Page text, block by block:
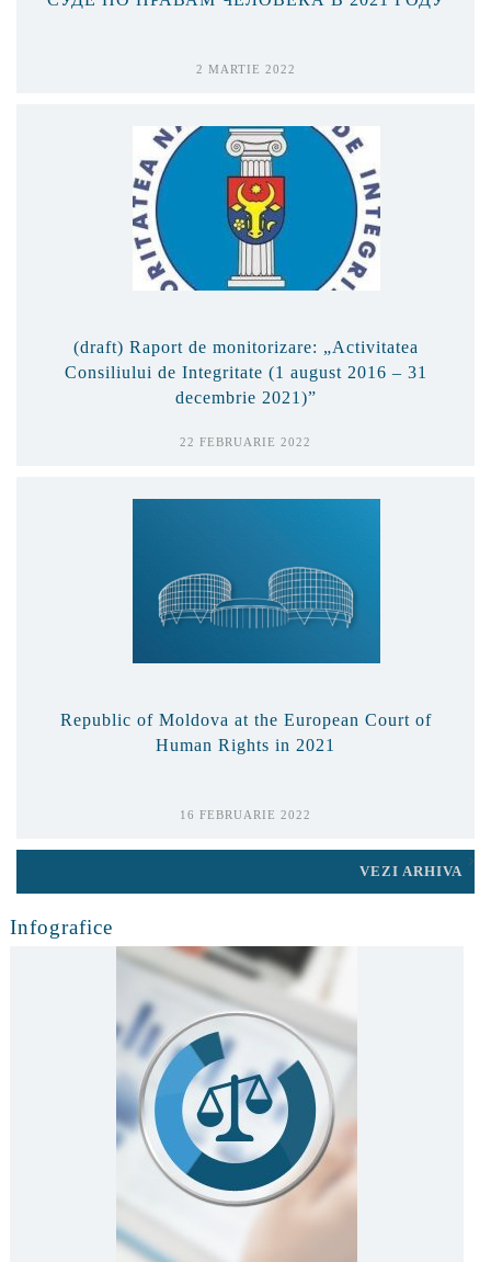
2 MARTIE 2022
(draft) Raport de monitorizare: „Activitatea
Consiliului de Integritate (1 august 2016 – 31
decembrie 2021)”
22 FEBRUARIE 2022
Republic of Moldova at the European Court of
Human Rights in 2021
16 FEBRUARIE 2022
VEZI ARHIVA
Infografice